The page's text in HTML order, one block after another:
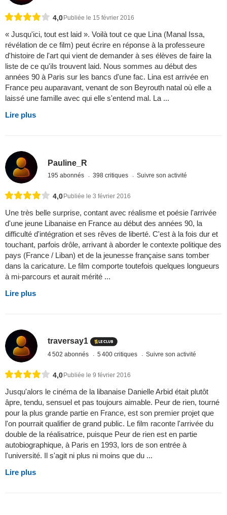
4,0 Publiée le 15 février 2016
« Jusqu'ici, tout est laid ». Voilà tout ce que Lina (Manal Issa,
révélation de ce film) peut écrire en réponse à la professeure
d'histoire de l'art qui vient de demander à ses élèves de faire la
liste de ce qu'ils trouvent laid. Nous sommes au début des
années 90 à Paris sur les bancs d'une fac. Lina est arrivée en
France peu auparavant, venant de son Beyrouth natal où elle a
laissé une famille avec qui elle s'entend mal. La ...
Lire plus
Pauline_R
195 abonnés 398 critiques Suivre son activité
4,0 Publiée le 3 février 2016
Une très belle surprise, contant avec réalisme et poésie l'arrivée
d'une jeune Libanaise en France au début des années 90, la
difficulté d'intégration et ses rêves de liberté. C'est à la fois dur et
touchant, parfois drôle, arrivant à aborder le contexte politique des
pays (France / Liban) et de la jeunesse française sans tomber
dans la caricature. Le film comporte toutefois quelques longueurs
à mi-parcours et aurait mérité ...
Lire plus
traversay1
4 502 abonnés 5 400 critiques Suivre son activité
4,0Publiée le 9 février 2016
Jusqu'alors le cinéma de la libanaise Danielle Arbid était plutôt
âpre, tendu, sensuel et pas toujours aimable. Peur de rien, tourné
pour la plus grande partie en France, est son premier projet que
l'on pourrait qualifier de grand public. Le film raconte l'arrivée du
double de la réalisatrice, puisque Peur de rien est en partie
autobiographique, à Paris en 1993, lors de son entrée à
l'université. Il s'agit ni plus ni moins que du ...
Lire plus